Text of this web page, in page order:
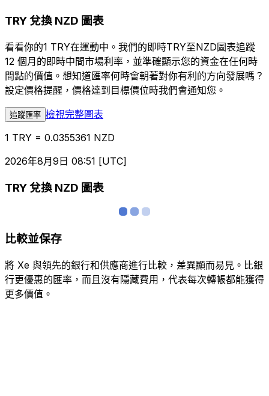
TRY 兌換 NZD 圖表
看看你的1 TRY在運動中。我們的即時TRY至NZD圖表追蹤
12 個月的即時中間市場利率，並準確顯示您的資金在任何時
間點的價值。想知道匯率何時會朝著對你有利的方向發展嗎？
設定價格提醒，價格達到目標價位時我們會通知您。
追蹤匯率 檢視完整圖表
1 TRY = 0.0355361 NZD
2026年8月9日 08:51 [UTC]
TRY 兌換 NZD 圖表
比較並保存
將 Xe 與領先的銀行和供應商進行比較，差異顯而易見。比銀
行更優惠的匯率，而且沒有隱藏費用，代表每次轉帳都能獲得
更多價值。